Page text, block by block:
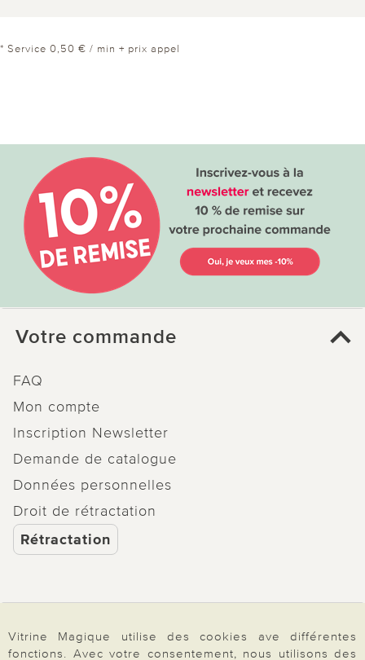
* Service 0,50 € / min + prix appel
Votre commande
FAQ
Mon compte
Inscription Newsletter
Demande de catalogue
Données personnelles
Droit de rétractation
Rétractation
Paiement & Livraison
Vitrine Magique utilise des cookies ave différentes
fonctions. Avec votre consentement, nous utilisons des